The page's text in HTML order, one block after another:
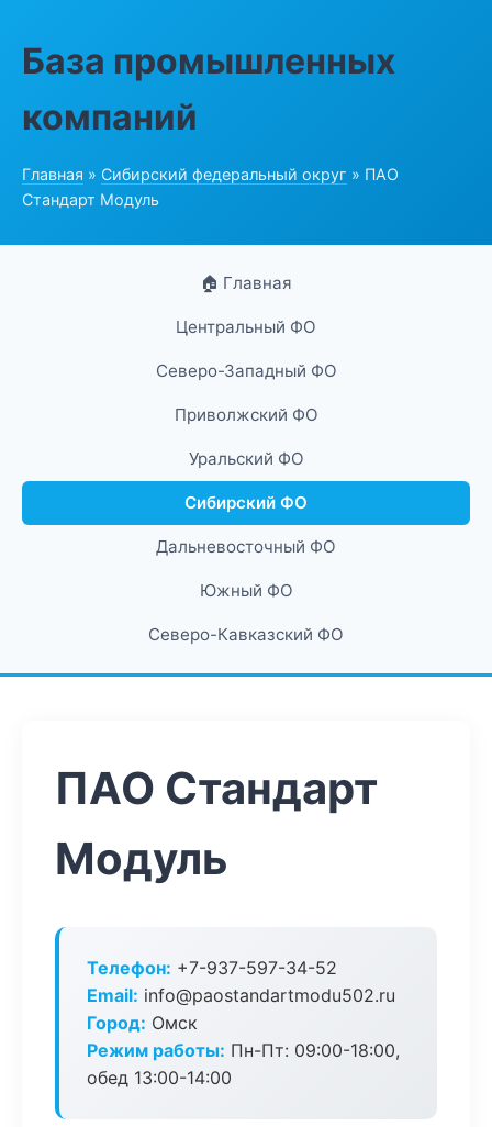
База промышленных
компаний
Главная » Сибирский федеральный округ » ПАО
Стандарт Модуль
🏠 Главная
Центральный ФО
Северо-Западный ФО
Приволжский ФО
Уральский ФО
Сибирский ФО
Дальневосточный ФО
Южный ФО
Северо-Кавказский ФО
ПАО Стандарт
Модуль
Телефон: +7-937-597-34-52
Email: info@paostandartmodu502.ru
Город: Омск
Режим работы: Пн-Пт: 09:00-18:00,
обед 13:00-14:00